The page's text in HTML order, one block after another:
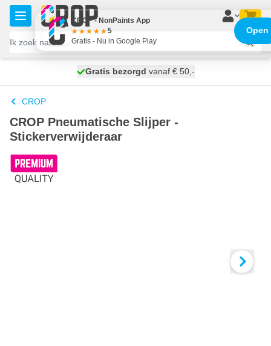
Ga naar de inhoud
morgen bezorgd
Gratis bezorgd vanaf € 50,-
100 dagen
CROP
CROP Pneumatische Slijper -
Stickerverwijderaar
CROP - NonPaints App
5
Gratis - Nu in Google Play
Open